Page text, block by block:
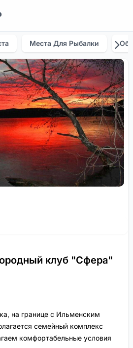
Места Для Рыбалки
клуб "Сфера"
на границе с Ильменским
семейный комплекс
комфортабельные условия